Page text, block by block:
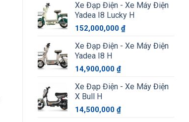
Xe Đạp Điện - Xe Máy Điện
Yadea I8 Lucky H
152,000,000 ₫
Xe Đạp Điện - Xe Máy Điện
Yadea I8 H
14,900,000 ₫
Xe Đạp Điện - Xe Máy Điện
X Bull H
14,500,000 ₫